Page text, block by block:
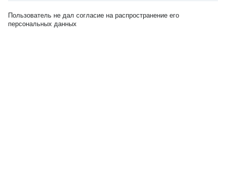
Пользователь не дал согласие на распространение его
персональных данных